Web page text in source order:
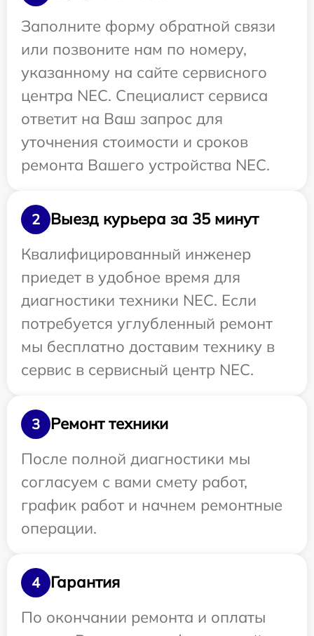
Заполните форму обратной связи
или позвоните нам по номеру,
указанному на сайте сервисного
центра NEC. Специалист сервиса
ответит на Ваш запрос для
уточнения стоимости и сроков
ремонта Вашего устройства NEC.
2
Выезд курьера за 35 минут
Квалифицированный инженер
приедет в удобное время для
диагностики техники NEC. Если
потребуется углубленный ремонт
мы бесплатно доставим технику в
сервис в сервисный центр NEC.
3
Ремонт техники
После полной диагностики мы
согласуем с вами смету работ,
график работ и начнем ремонтные
операции.
4
Гарантия
По окончании ремонта и оплаты